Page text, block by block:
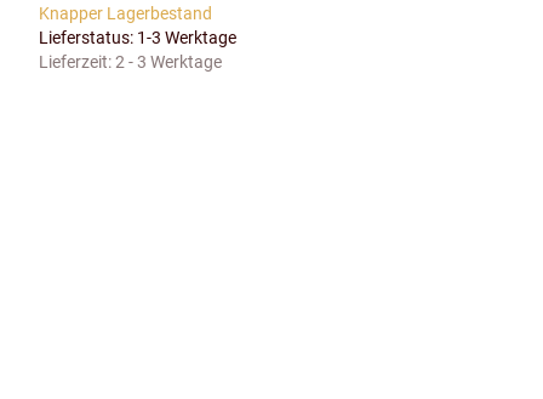
Knapper Lagerbestand
Lieferstatus: 1-3 Werktage
Lieferzeit:2 - 3 Werktage